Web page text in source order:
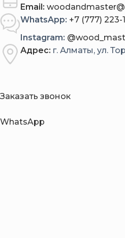
Email:
WhatsApp: +7 (777) 223-
Instagram:
Адрес: г. Алматы, ул.
Заказать звонок
WhatsApp